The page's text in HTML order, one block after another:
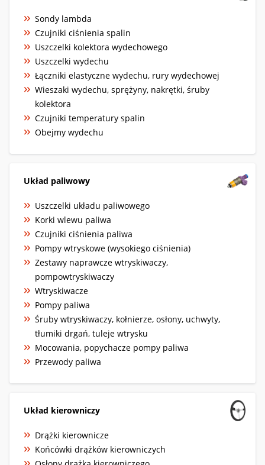
Sondy lambda
Czujniki ciśnienia spalin
Uszczelki kolektora wydechowego
Uszczelki wydechu
Łączniki elastyczne wydechu, rury wydechowej
Wieszaki wydechu, sprężyny, nakrętki, śruby
kolektora
Czujniki temperatury spalin
Obejmy wydechu
Układ paliwowy
Uszczelki układu paliwowego
Korki wlewu paliwa
Czujniki ciśnienia paliwa
Pompy wtryskowe (wysokiego ciśnienia)
Zestawy naprawcze wtryskiwaczy,
pompowtryskiwaczy
Wtryskiwacze
Pompy paliwa
Śruby wtryskiwaczy, kołnierze, osłony, uchwyty,
tłumiki drgań, tuleje wtrysku
Mocowania, popychacze pompy paliwa
Przewody paliwa
Układ kierowniczy
Drążki kierownicze
Końcówki drążków kierowniczych